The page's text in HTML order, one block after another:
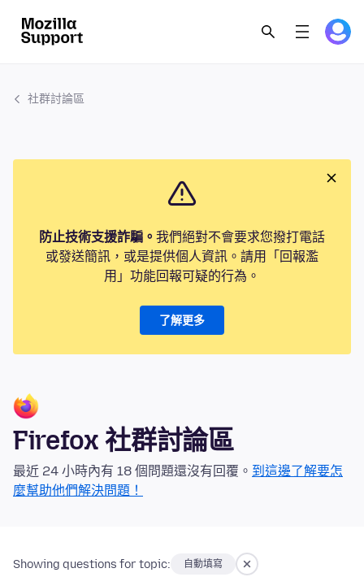
社群討論區
防止技術支援詐騙。 我們絕對不會要求您撥打電話
或發送簡訊，或是提供個人資訊。請用「回報濫
用」功能回報可疑的行為。
了解更多
Firefox 社群討論區
最近 24 小時內有 18 個問題還沒有回覆。 到這邊了解要怎
麼幫助他們解決問題！
Showing questions for topic: 自動填寫